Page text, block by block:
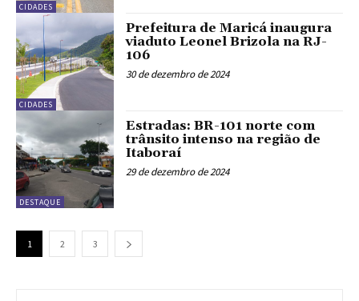
CIDADES
CIDADES
Prefeitura de Maricá inaugura
viaduto Leonel Brizola na RJ-
106
30 de dezembro de 2024
DESTAQUE
Estradas: BR-101 norte com
trânsito intenso na região de
Itaboraí
29 de dezembro de 2024
1 2 3